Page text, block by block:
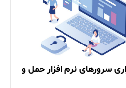
سرورهای نرم افزار حمل و